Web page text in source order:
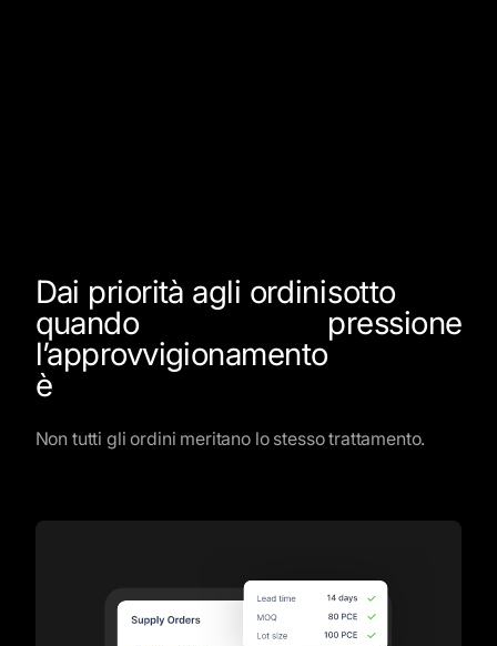
Dai priorità agli ordini
quando
l’approvvigionamento
è
sotto
pressione
Non tutti gli ordini meritano lo stesso trattamento.